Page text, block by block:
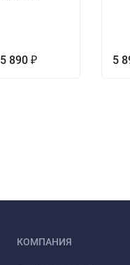
5 890₽ 5
КОМПАНИЯ